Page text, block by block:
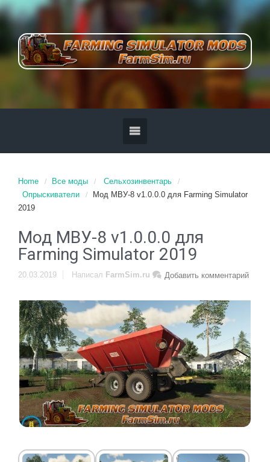
Home Все моды
Сельхозинвентарь
Опрыскиватели
Мод МВУ-8 v1.0.0.0 для Farming Simulator
2019
Мод МВУ-8 v1.0.0.0 для
Farming Simulator 2019
20.03.2019 Добавить комментарий
Написал FarmSim.ru